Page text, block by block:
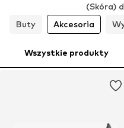
(Skóra)
Buty
Akcesoria
Wszystkie produkty